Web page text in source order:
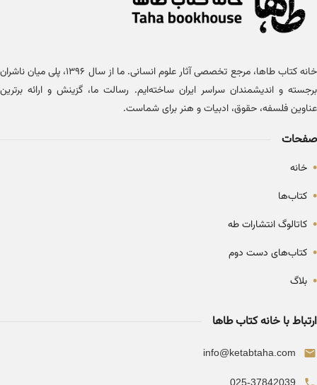
خانه کتاب طاها، مرجع تخصصی آثار علوم انسانی. ما از سال ۱۳۹۶، پلی میان ناشران
برجسته و اندیشمندان سراسر ایران ساخته‌ایم. رسالت ما، گزینش و ارائه برترین
عناوین فلسفه، حقوق، ادبیات و هنر برای شماست.
صفحات
• خانه
• کتاب‌ها
• کاتالوگ انتشارات طه
• کتاب‌های دست دوم
• بلاگ
ارتباط با خانه کتاب طاها
info@ketabtaha.com
025-37842039